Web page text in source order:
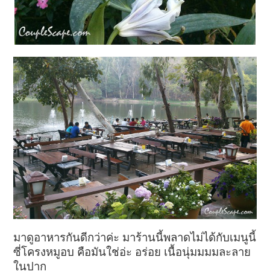
มาดูอาหารกันดีกว่าค่ะ มาร้านนี้พลาดไม่ได้กับเมนูนี้
ซี่โครงหมูอบ คือมันใช่อ่ะ อร่อย เนื้อนุ่มมมมละลาย
ในปาก